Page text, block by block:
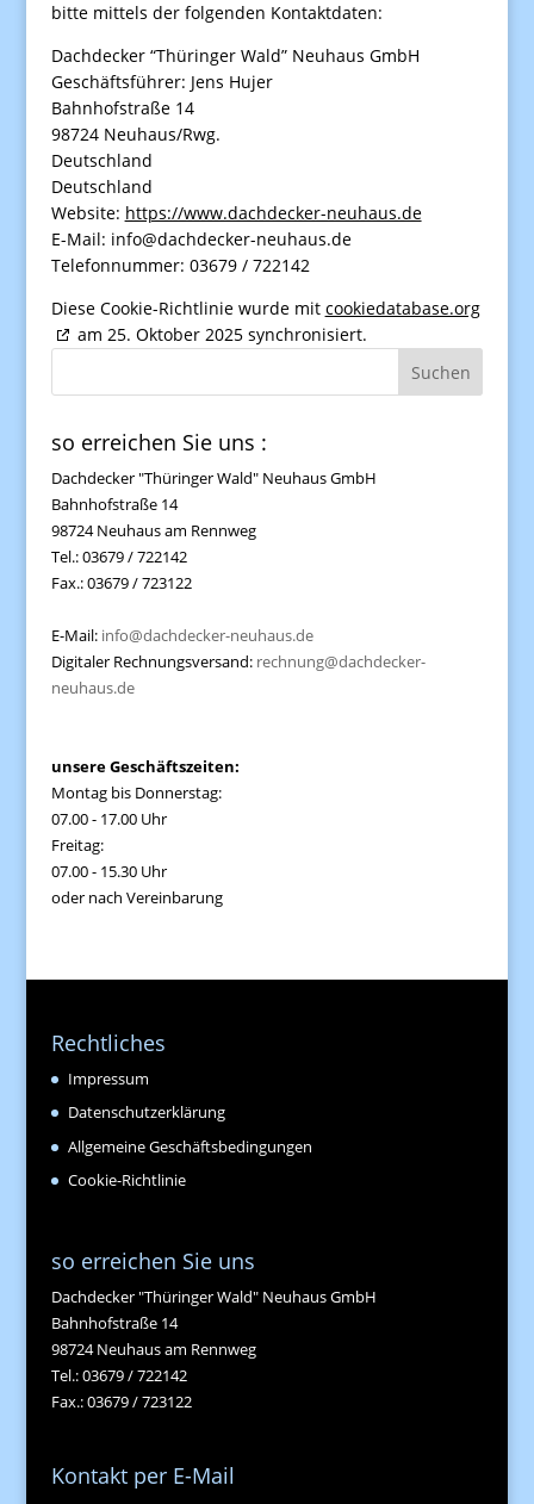
bitte mittels der folgenden Kontaktdaten:
Dachdecker “Thüringer Wald” Neuhaus GmbH
Geschäftsführer: Jens Hujer
Bahnhofstraße 14
98724 Neuhaus/Rwg.
Deutschland
Deutschland
Website: https://www.dachdecker-neuhaus.de
E-Mail: info@dachdecker-neuhaus.de
Telefonnummer: 03679 / 722142
Diese Cookie-Richtlinie wurde mit cookiedatabase.org
am 25. Oktober 2025 synchronisiert.
so erreichen Sie uns :
Dachdecker "Thüringer Wald" Neuhaus GmbH
Bahnhofstraße 14
98724 Neuhaus am Rennweg
Tel.: 03679 / 722142
Fax.: 03679 / 723122
E-Mail: info@dachdecker-neuhaus.de
Digitaler Rechnungsversand: rechnung@dachdecker-
neuhaus.de
unsere Geschäftszeiten:
Montag bis Donnerstag:
07.00 - 17.00 Uhr
Freitag:
07.00 - 15.30 Uhr
oder nach Vereinbarung
Rechtliches
Impressum
Datenschutzerklärung
Allgemeine Geschäftsbedingungen
Cookie-Richtlinie
so erreichen Sie uns
Dachdecker "Thüringer Wald" Neuhaus GmbH
Bahnhofstraße 14
98724 Neuhaus am Rennweg
Tel.: 03679 / 722142
Fax.: 03679 / 723122
Kontakt per E-Mail